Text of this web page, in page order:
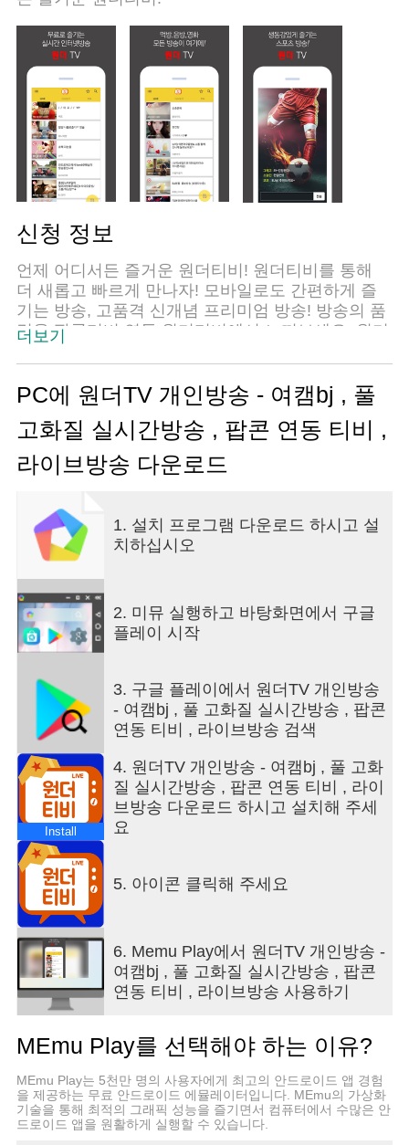
신청 정보
언제 어디서든 즐거운 원더티비! 원더티비를 통해
더 새롭고 빠르게 만나자! 모바일로도 간편하게 즐
기는 방송, 고품격 신개념 프리미엄 방송! 방송의 품
격을 팝콘티비 연동 원더티비에서 느껴보세요. 원더
리케이션으로 타 방송 서비스와는 다른 현저히 빠른
속도와 깨끗한 음질과 화질을 제공합니다. 그 차이
를 직접 체험해 보세요. 최소한의 버퍼링으로 이용
하시는 분들의 시간을 절약하고 즐거운 서비스로 기
억 되고자 노력했습니다. * 기능 설명 - 원더티비는
팬클럽방송서비스를 제공합니다. 시청자의 적극적
인 참여가 이루어지는 방송으로 맞춤형 방송으로 발
전할 수도 있습니다. - 시청자들과 채팅을 하며 더욱
겨 찾기: 자주 보는 방송은 즐겨 찾기를 통해 간편하
게 이용하실 수 있습니다. - 위에서 말씀 드린 방송
뿐 아니라 대결 방송 등 다양한 방송 컨텐츠를 현재
준비 중에 있습니다. 많은 기대 부탁 드립니다. * 원
항이나 건의 사항등이 있을 시에는 주저 말고 담당
자에게 메일을 보내시거나 원더티비 홈페이지 내
1:1 문의 게시판을 이용해 주세요. 마켓에 리뷰에만
의견을 남기실 경우 정확한 답변이 어렵습니다. - 원
더티비 홈페이지에서 현재 진행중인 이벤트 공지사
항 등 다양한 서비스가 존재하오니 홈페이지도 많이
방문해주세요. - 언제나 원더티비와 함께 즐거운 시
간 되시기를 바라면서 PEACE! * 이용시 주의사항 -
영상과 음성의 싱크가 맞지 않는 현상은 단말기 마
다 하드웨어의 차이로 인해 생기는 현상입니다. 이
점 유의해 주세요 - 원더TV의다양한 컨텐츠를 더 많
이 보시려면 원더티비 홈페이지에서 확인하세요 -
WIFI 환경에서는 물론 3G 와 4G 환경에서도 원활하
게 이용이 가능합니다. 3G 및 4G환경에서는 통신사
의 네트워크 사정에 따라 간혹 끊김현상이 발생할
수도 있습니다. ---- *원더티비 앱 접근권한 안내 [필
수적 접근권한] # 저장 권한: 사진/그림을 올리거나,
서버에 등록된 데이터를 저장하기 위한 권한. # 전화
권한: 방송 시청 중 통화 발생 시 오디오 상태를 변경
하기 위한 권한. (단말기 상태 확인) [선택적 접근권
한] # SMS 권한: 수신한 SMS 인증번호 자동 입력을
위한 권한 # 카메라 권한: 방송하기 시 카메라 촬영
을 위한 권한. # 마이크 권한: 방송하기 시 오디오 사
더보기
PC에 원더TV 개인방송 - 여캠bj , 풀
고화질 실시간방송 , 팝콘 연동 티비 ,
라이브방송 다운로드
1. 설치 프로그램 다운로드 하시고 설
치하십시오
2. 미뮤 실행하고 바탕화면에서 구글
플레이 시작
3. 구글 플레이에서 원더TV 개인방송
- 여캠bj , 풀 고화질 실시간방송 , 팝콘
연동 티비 , 라이브방송 검색
Install
4. 원더TV 개인방송 - 여캠bj , 풀 고화
질 실시간방송 , 팝콘 연동 티비 , 라이
브방송 다운로드 하시고 설치해 주세
요
5. 아이콘 클릭해 주세요
6. Memu Play에서 원더TV 개인방송 -
여캠bj , 풀 고화질 실시간방송 , 팝콘
연동 티비 , 라이브방송 사용하기
MEmu Play를 선택해야 하는 이유?
MEmu Play는 5천만 명의 사용자에게 최고의 안드로이드 앱 경험
을 제공하는 무료 안드로이드 에뮬레이터입니다. MEmu의 가상화
기술을 통해 최적의 그래픽 성능을 즐기면서 컴퓨터에서 수많은 안
드로이드 앱을 원활하게 실행할 수 있습니다.